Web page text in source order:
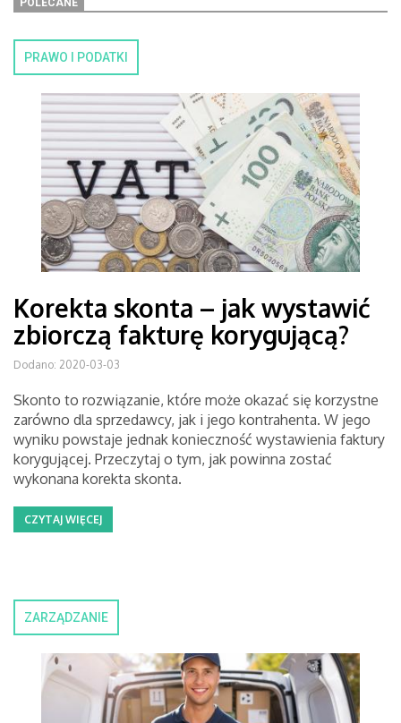
POLECANE
PRAWO I PODATKI
Korekta skonta – jak wystawić
zbiorczą fakturę korygującą?
Dodano: 2020-03-03
Skonto to rozwiązanie, które może okazać się korzystne
zarówno dla sprzedawcy, jak i jego kontrahenta. W jego
wyniku powstaje jednak konieczność wystawienia faktury
korygującej. Przeczytaj o tym, jak powinna zostać
wykonana korekta skonta.
CZYTAJ WIĘCEJ
ZARZĄDZANIE